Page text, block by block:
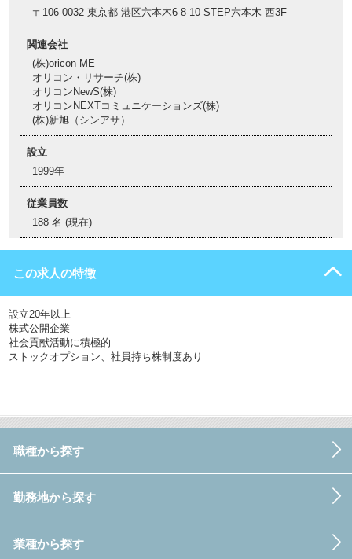
〒106-0032 東京都 港区六本木6-8-10 STEP六本木 西3F
関連会社
(株)oricon ME
オリコン・リサーチ(株)
オリコンNewS(株)
オリコンNEXTコミュニケーションズ(株)
(株)新旭​（シンアサ）
設立
1999年
従業員数
188 名 (現在)
この求人の特徴
設立20年以上
株式公開企業
社会貢献活動に積極的
ストックオプション、社員持ち株制度あり
職種から探す
勤務地から探す
業種から探す